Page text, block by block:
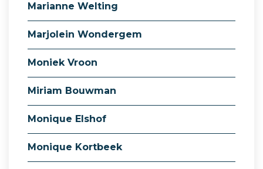
Marianne Welting
Marjolein Wondergem
Moniek Vroon
Miriam Bouwman
Monique Elshof
Monique Kortbeek